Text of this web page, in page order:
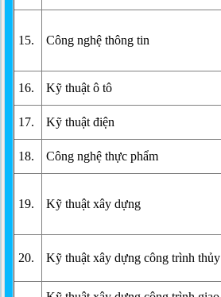
15. Công nghệ thông tin
16. Kỹ thuật ô tô
17. Kỹ thuật điện
18. Công nghệ thực phẩm
19. Kỹ thuật xây dựng
20. Kỹ thuật xây dựng công trình thủy